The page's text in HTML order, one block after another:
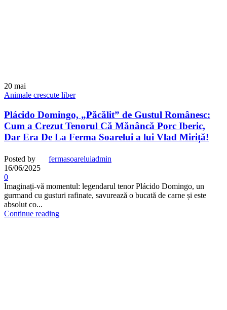
20 mai
Animale crescute liber
Plácido Domingo, „Păcălit” de Gustul Românesc:
Cum a Crezut Tenorul Că Mănâncă Porc Iberic,
Dar Era De La Ferma Soarelui a lui Vlad Miriță!
Posted by
fermasoareluiadmin
16/06/2025
0
Imaginați-vă momentul: legendarul tenor Plácido Domingo, un
gurmand cu gusturi rafinate, savurează o bucată de carne și este
absolut co...
Continue reading